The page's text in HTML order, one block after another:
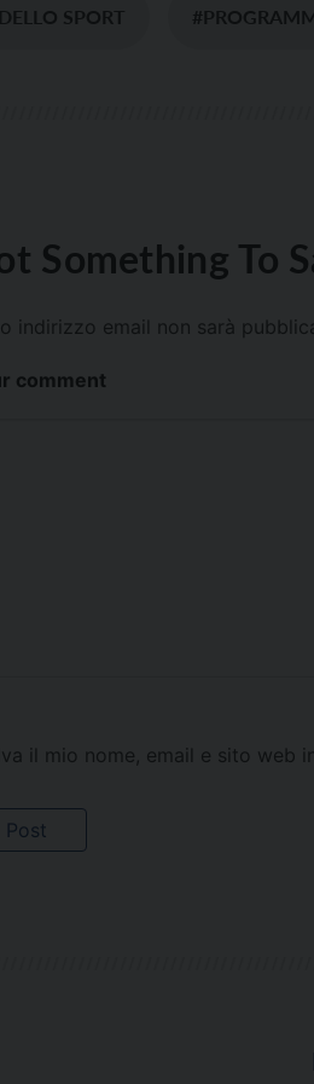
SPORT
Something To
indirizzo email non sarà
comment
il mio nome, email e sito web